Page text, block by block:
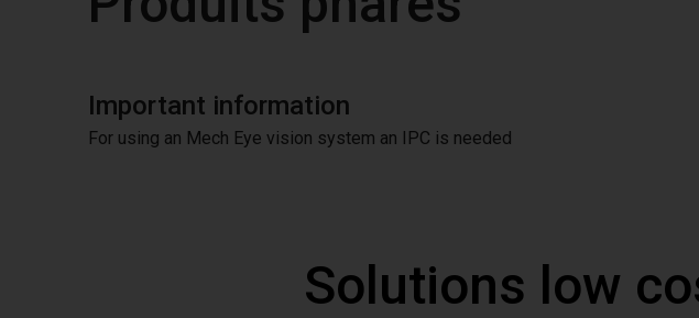
Important information
For using an Mech Eye vision system an IPC is needed
Solutions low